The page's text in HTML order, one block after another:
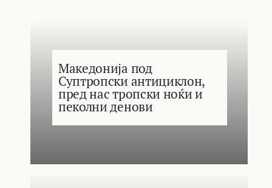
Македонија под
Суптропски антициклон,
пред нас тропски ноќи и
пеколни денови